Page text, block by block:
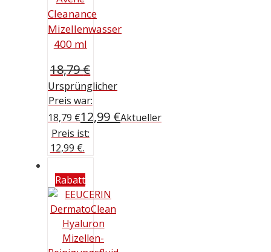
Cleanance
Mizellenwasser
400 ml
18,79€
Ursprünglicher
Preis war:
18,79 €12,99 €Aktueller
Preis ist:
12,99 €.
Rabatt